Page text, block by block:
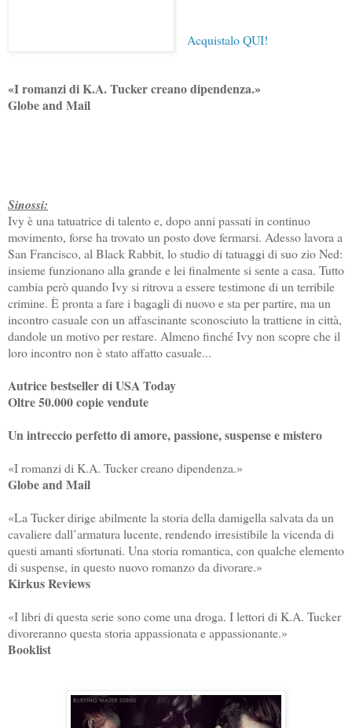
Acquistalo QUI!
«I romanzi di K.A. Tucker creano dipendenza.»
Globe and Mail
Sinossi:
Ivy è una tatuatrice di talento e, dopo anni passati in continuo
movimento, forse ha trovato un posto dove fermarsi. Adesso lavora a
San Francisco, al Black Rabbit, lo studio di tatuaggi di suo zio Ned:
insieme funzionano alla grande e lei finalmente si sente a casa. Tutto
cambia però quando Ivy si ritrova a essere testimone di un terribile
crimine. È pronta a fare i bagagli di nuovo e sta per partire, ma un
incontro casuale con un affascinante sconosciuto la trattiene in città,
dandole un motivo per restare. Almeno finché Ivy non scopre che il
loro incontro non è stato affatto casuale...
Autrice bestseller di USA Today
Oltre 50.000 copie vendute
Un intreccio perfetto di amore, passione, suspense e mistero
«I romanzi di K.A. Tucker creano dipendenza.»
Globe and Mail
«La Tucker dirige abilmente la storia della damigella salvata da un
cavaliere dall’armatura lucente, rendendo irresistibile la vicenda di
questi amanti sfortunati. Una storia romantica, con qualche elemento
di suspense, in questo nuovo romanzo da divorare.»
Kirkus Reviews
«I libri di questa serie sono come una droga. I lettori di K.A. Tucker
divoreranno questa storia appassionata e appassionante.»
Booklist